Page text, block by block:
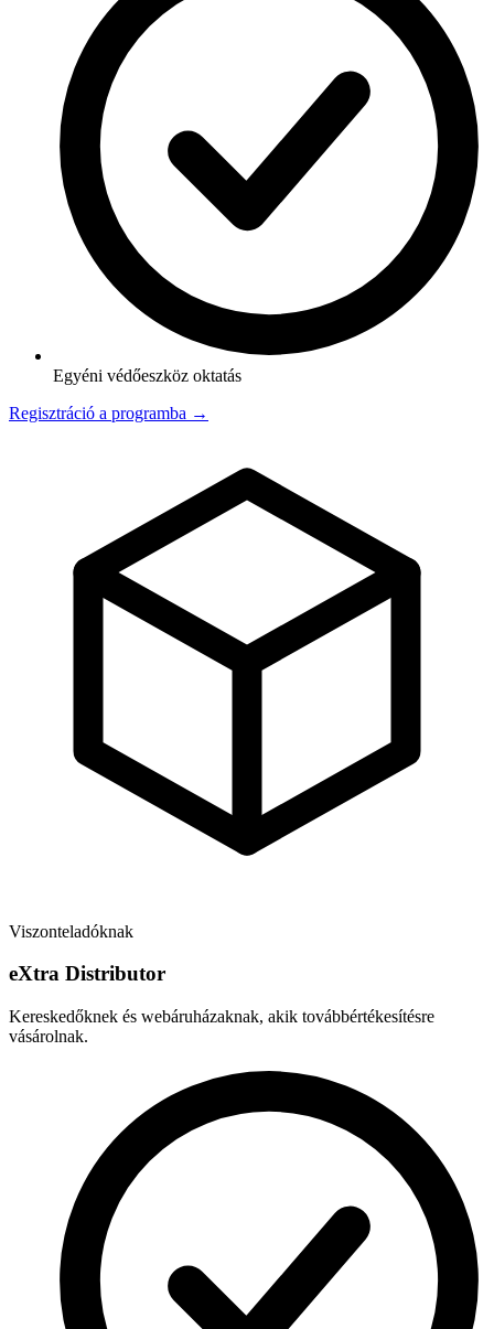
Egyéni védőeszköz oktatás
Regisztráció a programba →
Viszonteladóknak
eXtra Distributor
Kereskedőknek és webáruházaknak, akik továbbértékesítésre
vásárolnak.